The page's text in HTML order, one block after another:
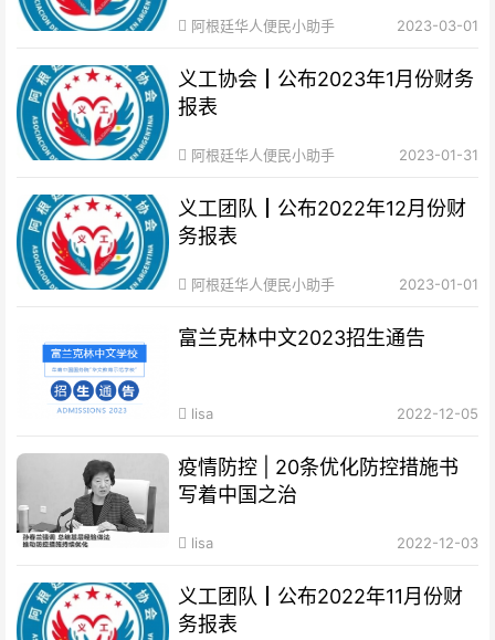
阿根廷华人便民小助手 2023-03-01
义工协会┃公布2023年1月份财务
报表
阿根廷华人便民小助手 2023-01-31
义工团队┃公布2022年12月份财
务报表
阿根廷华人便民小助手 2023-01-01
富兰克林中文2023招生通告
lisa 2022-12-05
疫情防控 | 20条优化防控措施书
写着中国之治
lisa 2022-12-03
义工团队┃公布2022年11月份财
务报表